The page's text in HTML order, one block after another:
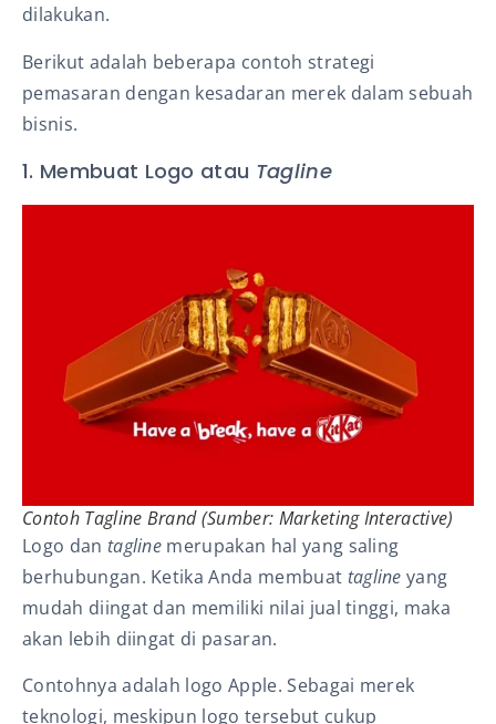
dilakukan.
Berikut adalah beberapa contoh strategi
pemasaran dengan kesadaran merek dalam sebuah
bisnis.
1. Membuat Logo atau Tagline
Contoh Tagline Brand(Sumber: Marketing Interactive)
Logo dan tagline merupakan hal yang saling
berhubungan. Ketika Anda membuat tagline yang
mudah diingat dan memiliki nilai jual tinggi, maka
akan lebih diingat di pasaran.
Contohnya adalah logo Apple. Sebagai merek
teknologi, meskipun logo tersebut cukup